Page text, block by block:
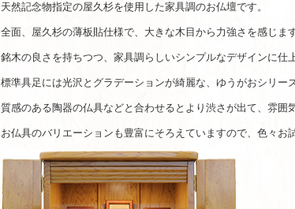
天然記念物指定の屋久杉を使用した家具調のお仏壇です。
全面、屋久杉の薄板貼仕様で、大きな木目から力強さを感じます
銘木の良さを持ちつつ、家具調らしいシンプルなデザインに仕
標準具足には光沢とグラデーションが綺麗な、ゆうがおシリー
質感のある陶器の仏具などと合わせるとより渋さが出て、雰囲
お仏具のバリエーションも豊富にそろえていますので、色々お